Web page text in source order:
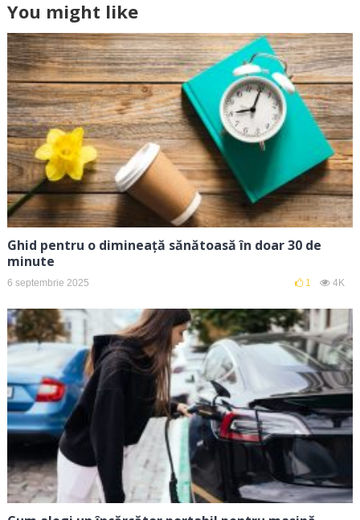
You might like
Ghid pentru o dimineață sănătoasă în doar 30 de
minute
6 septembrie 2025 1 4K